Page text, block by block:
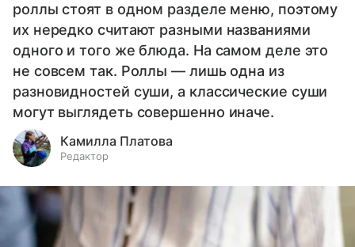
роллы стоят в одном разделе меню, поэтому
их нередко считают разными названиями
одного и того же блюда. На самом деле это
не совсем так. Роллы — лишь одна из
разновидностей суши, а классические суши
могут выглядеть совершенно иначе.
Камилла Платова
Редактор